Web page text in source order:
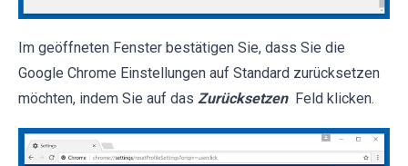
Im geöffneten Fenster bestätigen Sie, dass Sie die
Google Chrome Einstellungen auf Standard zurücksetzen
möchten, indem Sie auf das Zurücksetzen Feld klicken.